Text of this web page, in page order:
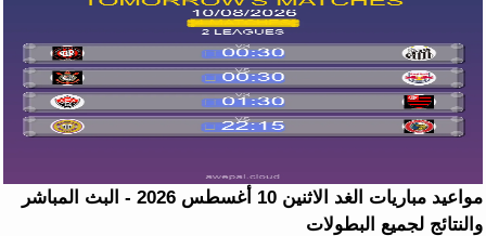
مواعيد مباريات الغد الاثنين 10 أغسطس 2026 - البث المباشر
والنتائج لجميع البطولات